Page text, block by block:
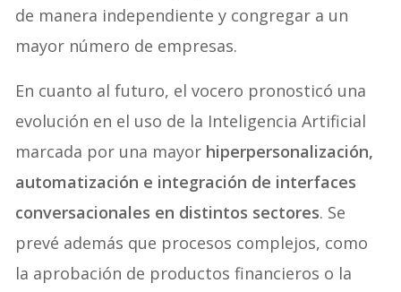
de manera independiente y congregar a un
mayor número de empresas.
En cuanto al futuro, el vocero pronosticó una
evolución en el uso de la Inteligencia Artificial
marcada por una mayor hiperpersonalización,
automatización e integración de interfaces
conversacionales en distintos sectores. Se
prevé además que procesos complejos, como
la aprobación de productos financieros o la